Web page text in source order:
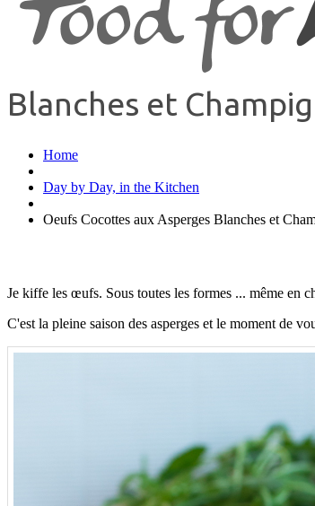
Blanches et
Home
Day by Day, in the Kitchen
Oeufs Cocottes aux Asperges Blanches et
Je kiffe les œufs. Sous toutes les formes ... même en
C'est la pleine saison des asperges et le moment de